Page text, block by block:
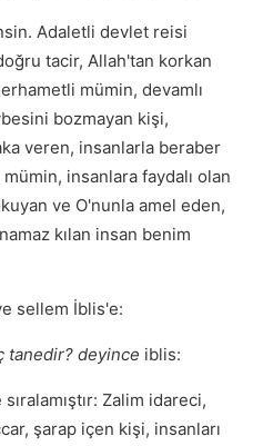
Adaletli devlet reisi
tacir, Allah'tan korkan
mümin, devamlı
bozmayan kişi,
veren, insanlarla beraber
insanlara faydalı olan
ve O'nunla amel eden,
kılan insan benim
sellem İblis'e:
tanedir? deyince iblis:
Zalim idareci,
şarap içen kişi, insanları